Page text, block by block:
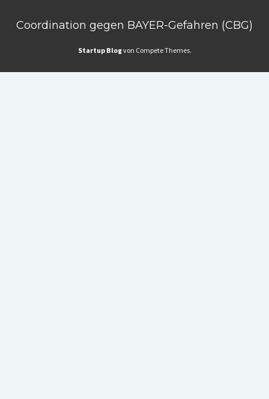
Coordination gegen BAYER-Gefahren (CBG)
Startup Blogvon Compete Themes.